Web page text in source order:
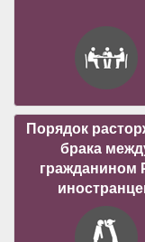
Порядок
брака
гражданином